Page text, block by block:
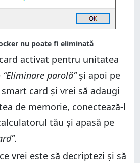
activat pentru unitatea
“Eliminare parolă”și apoi pe
card și vrei să adaugi
de memorie, conectează-l
tău și apasă pe
.
vrei este să decriptezi și să